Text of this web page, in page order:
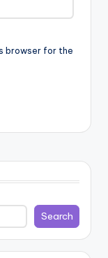
browser for the
Search